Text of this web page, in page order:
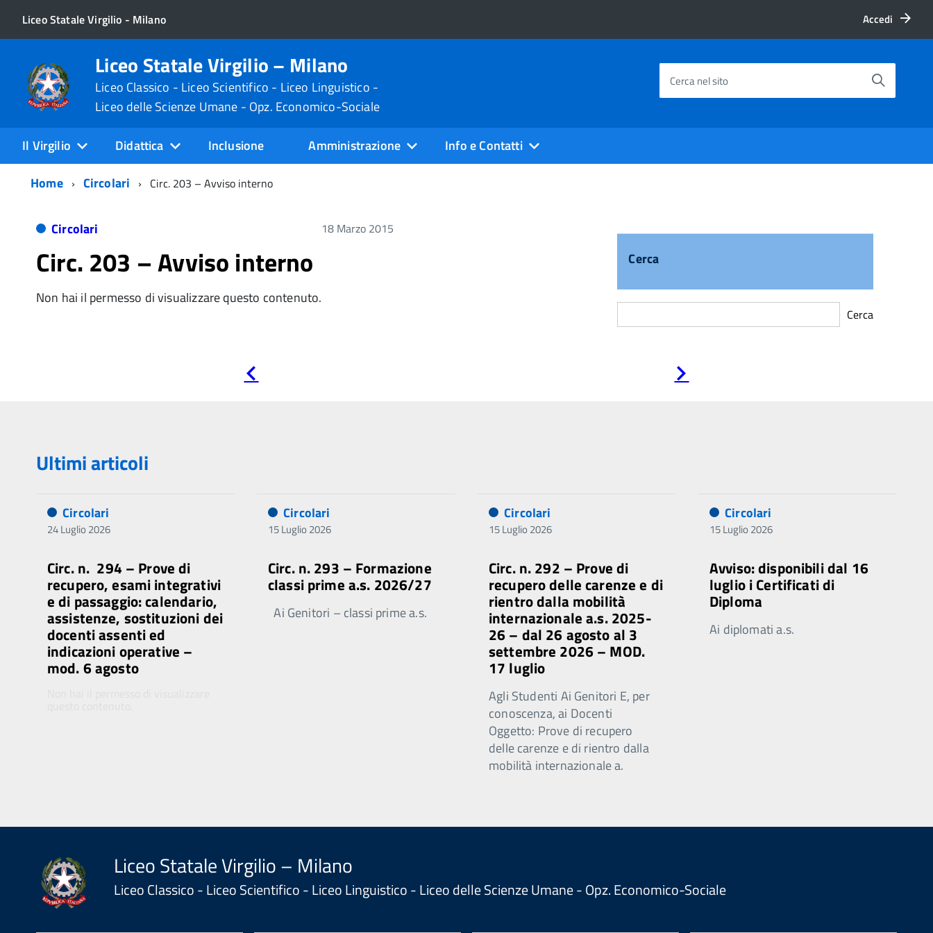
Liceo Statale Virgilio - Milano Accedi
Liceo Statale Virgilio – Milano
Liceo Classico - Liceo Scientifico - Liceo Linguistico -
Liceo delle Scienze Umane - Opz. Economico-Sociale
Cerca nel sito
Il Virgilio Didattica Inclusione Amministrazione
Info e Contatti
Home
Circolari Circ. 203 – Avviso interno
Circolari 18 Marzo 2015
Circ. 203 – Avviso interno
Non hai il permesso di visualizzare questo contenuto.
Cerca
Cerca
precedente successiva
Ultimi articoli
Circolari
24 Luglio 2026
Circ. n. 294 – Prove di
recupero, esami integrativi
e di passaggio: calendario,
assistenze, sostituzioni dei
docenti assenti ed
indicazioni operative –
mod. 6 agosto
Circolari
15 Luglio 2026
Circ. n. 293 – Formazione
classi prime a.s. 2026/27
Ai Genitori – classi prime a.s.
Circolari
15 Luglio 2026
Circ. n. 292 – Prove di
recupero delle carenze e di
rientro dalla mobilità
internazionale a.s. 2025-
26 – dal 26 agosto al 3
settembre 2026 – MOD.
17 luglio
Agli Studenti Ai Genitori E, per
conoscenza, ai Docenti
Oggetto: Prove di recupero
delle carenze e di rientro dalla
mobilità internazionale a.
Circolari
15 Luglio 2026
Avviso: disponibili dal 16
luglio i Certificati di
Diploma
Ai diplomati a.s.
Liceo Statale Virgilio – Milano
Liceo Classico - Liceo Scientifico - Liceo Linguistico - Liceo delle Scienze Umane - Opz. Economico-Sociale